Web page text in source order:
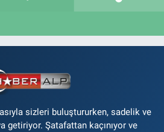
sizleri buluştururken, sadelik ve
getiriyor. Şatafattan kaçınıyor ve